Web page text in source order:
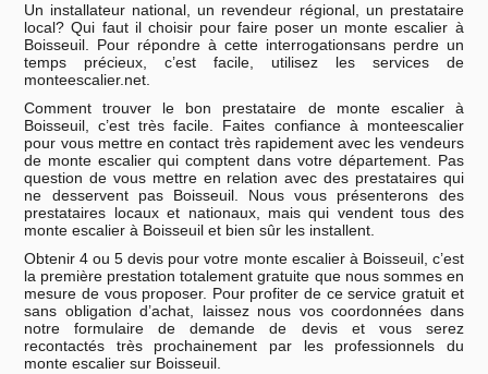
Un installateur national, un revendeur régional, un prestataire
local? Qui faut il choisir pour faire poser un monte escalier à
Boisseuil. Pour répondre à cette interrogationsans perdre un
temps précieux, c’est facile, utilisez les services de
monteescalier.net.
Comment trouver le bon prestataire de monte escalier à
Boisseuil, c’est très facile. Faites confiance à monteescalier
pour vous mettre en contact très rapidement avec les vendeurs
de monte escalier qui comptent dans votre département. Pas
question de vous mettre en relation avec des prestataires qui
ne desservent pas Boisseuil. Nous vous présenterons des
prestataires locaux et nationaux, mais qui vendent tous des
monte escalier à Boisseuil et bien sûr les installent.
Obtenir 4 ou 5 devis pour votre monte escalier à Boisseuil, c’est
la première prestation totalement gratuite que nous sommes en
mesure de vous proposer. Pour profiter de ce service gratuit et
sans obligation d’achat, laissez nous vos coordonnées dans
notre formulaire de demande de devis et vous serez
recontactés très prochainement par les professionnels du
monte escalier sur Boisseuil.